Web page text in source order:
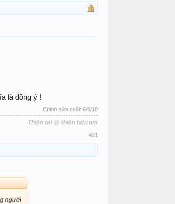
là đồng ý !
Chỉnh sửa cuối: 6/6/10
Thiện tai @ thiện tai.com
#21
người